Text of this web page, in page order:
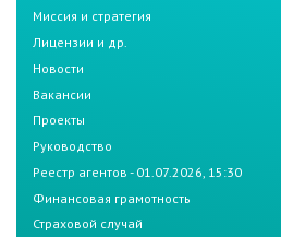
Миссия и стратегия
Лицензии и др.
Новости
Вакансии
Проекты
Руководство
Реестр агентов - 01.07.2026, 15:30
Финансовая грамотность
Страховой случай